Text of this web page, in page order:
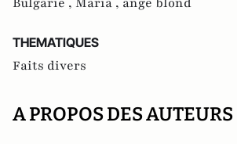
THEMATIQUES
Faits divers
A PROPOS DES AUTEURS